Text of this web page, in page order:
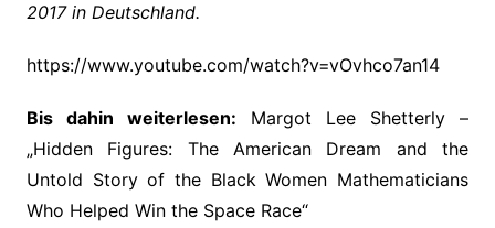
2017 in Deutschland.
https://www.youtube.com/watch?v=vOvhco7an14
Bis dahin weiterlesen: Margot Lee Shetterly –
„Hidden Figures: The American Dream and the
Untold Story of the Black Women Mathematicians
Who Helped Win the Space Race“